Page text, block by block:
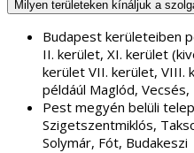
Milyen területeken kínáljuk a
Budapest kerületeiben
II. kerület, XI. kerület
kerület VII. kerület, VIII.
példáúl Maglód,
Pest megyén belüli
Szigetszentmiklós,
Solymár, Fót, Budakeszi